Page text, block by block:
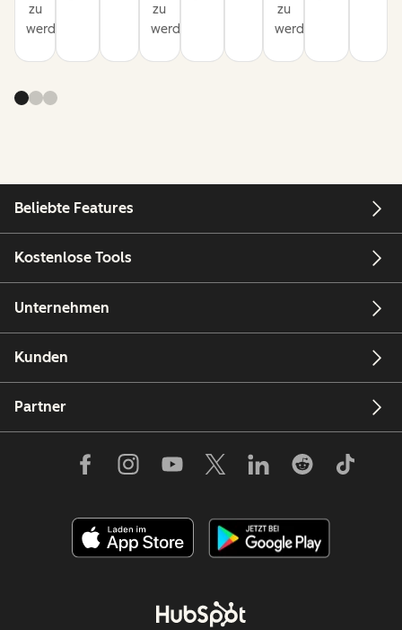
zu
werden.
zu
werden.
zu
werden.
Beliebte Features
Kostenlose Tools
Unternehmen
Kunden
Partner